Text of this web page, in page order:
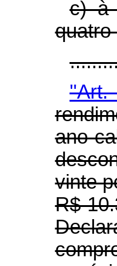
c) à
quatro
ano-
vinte
R$